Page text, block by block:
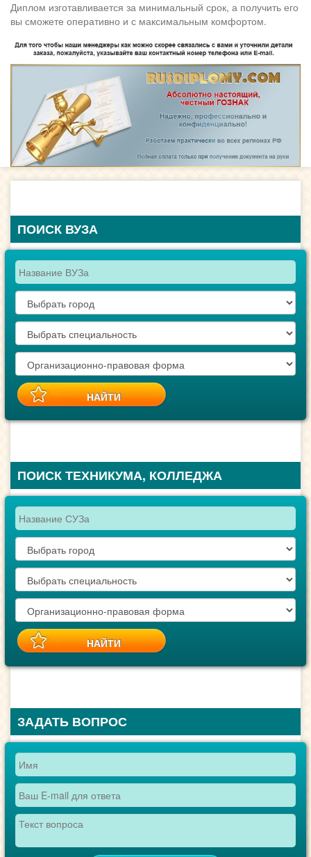
Диплом изготавливается за минимальный срок, а получить его
вы сможете оперативно и с максимальным комфортом.
ПОИСК ВУЗА
ПОИСК ТЕХНИКУМА, КОЛЛЕДЖА
ЗАДАТЬ ВОПРОС